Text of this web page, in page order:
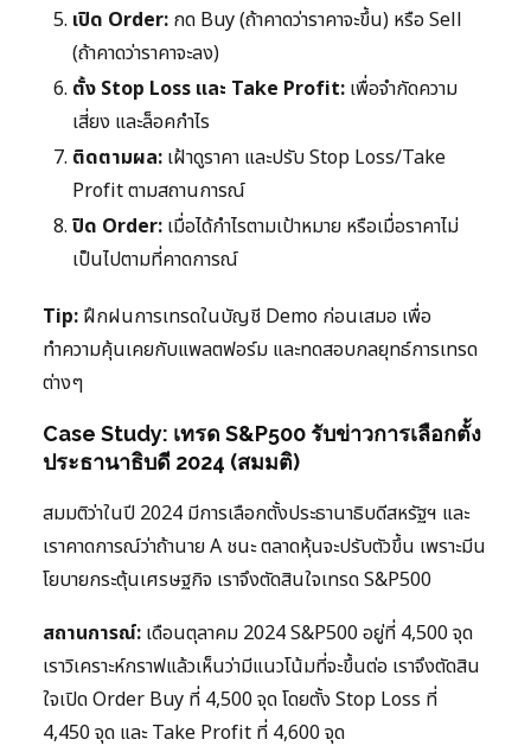
เปิด Order: กด Buy (ถ้าคาดว่าราคาจะขึ้น) หรือ Sell
(ถ้าคาดว่าราคาจะลง)
ตั้ง Stop Loss และ Take Profit: เพื่อจำกัดความ
เสี่ยง และล็อคกำไร
ติดตามผล: เฝ้าดูราคา และปรับ Stop Loss/Take
Profit ตามสถานการณ์
ปิด Order: เมื่อได้กำไรตามเป้าหมาย หรือเมื่อราคาไม่
เป็นไปตามที่คาดการณ์
Tip: ฝึกฝนการเทรดในบัญชี Demo ก่อนเสมอ เพื่อ
ทำความคุ้นเคยกับแพลตฟอร์ม และทดสอบกลยุทธ์การเทรด
ต่างๆ
Case Study: เทรด S&P500 รับข่าวการเลือกตั้ง
ประธานาธิบดี 2024 (สมมติ)
สมมติว่าในปี 2024 มีการเลือกตั้งประธานาธิบดีสหรัฐฯ และ
เราคาดการณ์ว่าถ้านาย A ชนะ ตลาดหุ้นจะปรับตัวขึ้น เพราะมีน
โยบายกระตุ้นเศรษฐกิจ เราจึงตัดสินใจเทรด S&P500
สถานการณ์: เดือนตุลาคม 2024 S&P500 อยู่ที่ 4,500 จุด
เราวิเคราะห์กราฟแล้วเห็นว่ามีแนวโน้มที่จะขึ้นต่อ เราจึงตัดสิน
ใจเปิด Order Buy ที่ 4,500 จุด โดยตั้ง Stop Loss ที่
4,450 จุด และ Take Profit ที่ 4,600 จุด